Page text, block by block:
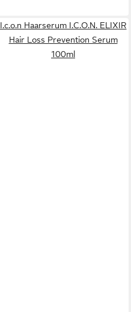
I.c.o.n Haarserum I.C.O.N. ELIXIR
Hair Loss Prevention Serum
100ml